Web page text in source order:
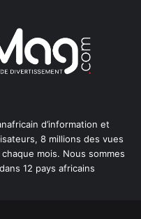
d’information et
8 millions des vues
mois. Nous sommes
12 pays africains